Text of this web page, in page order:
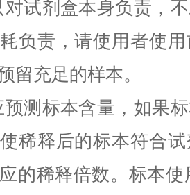
试剂盒本身负责，
负责，请使用者使
留充足的样本。
测标本含量，如果
稀释后的标本符合
的稀释倍数。标本